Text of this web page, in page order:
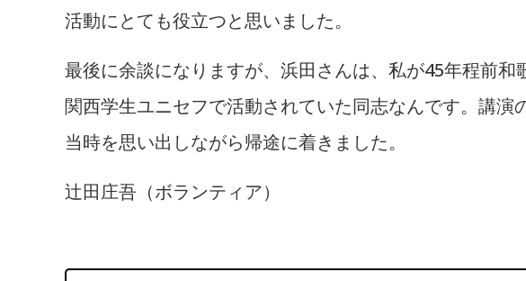
活動にとても役立つと思いました。
最後に余談になりますが、浜田さんは、私が45年程前和
関西学生ユニセフで活動されていた同志なんです。講演
当時を思い出しながら帰途に着きました。
辻田庄吾（ボランティア）